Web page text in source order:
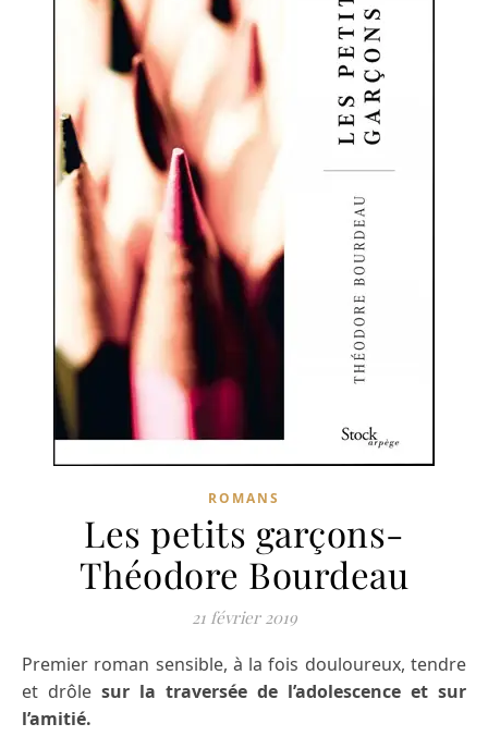
ROMANS
Les petits garçons-
Théodore Bourdeau
21 février 2019
Premier roman sensible, à la fois douloureux, tendre
et drôle sur la traversée de l’adolescence et sur
l’amitié.